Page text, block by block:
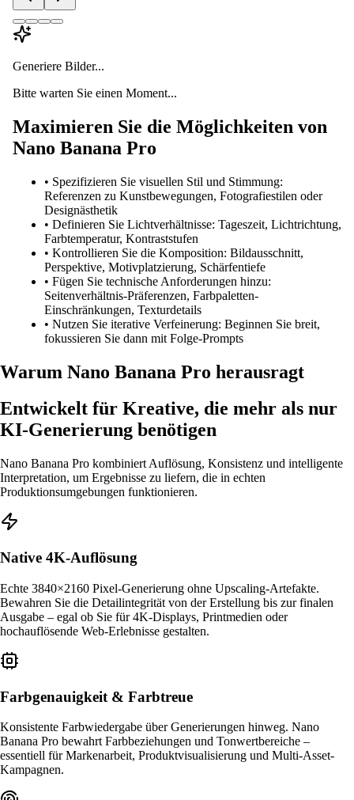
Generiere Bilder...
Bitte warten Sie einen Moment...
Maximieren Sie die Möglichkeiten von
Nano Banana Pro
• Spezifizieren Sie visuellen Stil und Stimmung:
Referenzen zu Kunstbewegungen, Fotografiestilen oder
Designästhetik
• Definieren Sie Lichtverhältnisse: Tageszeit, Lichtrichtung,
Farbtemperatur, Kontraststufen
• Kontrollieren Sie die Komposition: Bildausschnitt,
Perspektive, Motivplatzierung, Schärfentiefe
• Fügen Sie technische Anforderungen hinzu:
Seitenverhältnis-Präferenzen, Farbpaletten-
Einschränkungen, Texturdetails
• Nutzen Sie iterative Verfeinerung: Beginnen Sie breit,
fokussieren Sie dann mit Folge-Prompts
Warum Nano Banana Pro herausragt
Entwickelt für Kreative, die mehr als nur
KI-Generierung benötigen
Nano Banana Pro kombiniert Auflösung, Konsistenz und intelligente
Interpretation, um Ergebnisse zu liefern, die in echten
Produktionsumgebungen funktionieren.
Native 4K-Auflösung
Echte 3840×2160 Pixel-Generierung ohne Upscaling-Artefakte.
Bewahren Sie die Detailintegrität von der Erstellung bis zur finalen
Ausgabe – egal ob Sie für 4K-Displays, Printmedien oder
hochauflösende Web-Erlebnisse gestalten.
Farbgenauigkeit & Farbtreue
Konsistente Farbwiedergabe über Generierungen hinweg. Nano
Banana Pro bewahrt Farbbeziehungen und Tonwertbereiche –
essentiell für Markenarbeit, Produktvisualisierung und Multi-Asset-
Kampagnen.